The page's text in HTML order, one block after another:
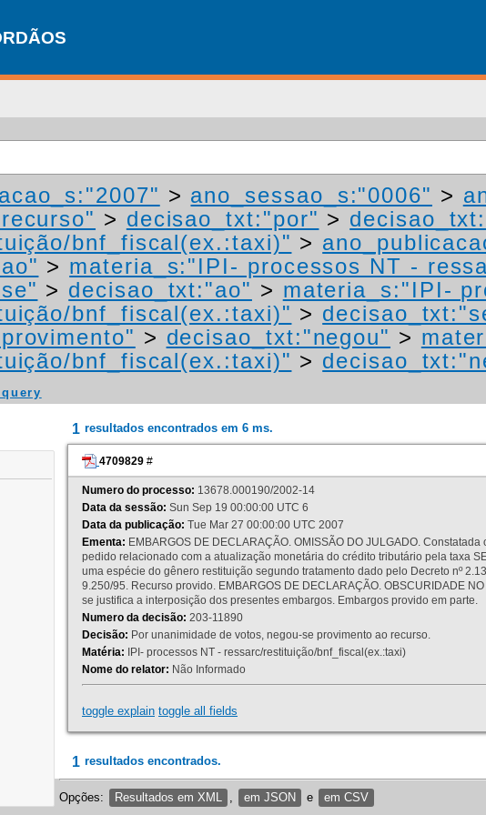
> ano_sessao_s:"0006" >
> decisao_txt:"por" >
bnf_fiscal(ex.:taxi)" >
> materia_s:"IPI- processos NT -
> decisao_txt:"ao" > materia_s:"IPI-
bnf_fiscal(ex.:taxi)" >
> decisao_txt:"negou" >
bnf_fiscal(ex.:taxi)" >
1 resultados encontrados em 6 ms.
4709829 #
Numero do processo: 13678.000190/2002-14
Data da sessão: Sun Sep 19 00:00:00 UTC 6
Data da publicação: Tue Mar 27 00:00:00 UTC 2007
Ementa: EMBARGOS DE DECLARAÇÃO. OMISSÃO DO JULGADO.
pedido relacionado com a atualização monetária do crédito tributário pela taxa
uma espécie do gênero restituição segundo tratamento dado pelo Decreto nº
9.250/95. Recurso provido. EMBARGOS DE DECLARAÇÃO. OBSCURIDADE
se justifica a interposição dos presentes embargos. Embargos provido em parte.
Numero da decisão: 203-11890
Decisão: Por unanimidade de votos, negou-se provimento ao recurso.
Matéria: IPI- processos NT - ressarc/restituição/bnf_fiscal(ex.:taxi)
Nome do relator: Não Informado
toggle explain toggle all fields
1 resultados encontrados.
Opções: Resultados em XML em JSON e em CSV